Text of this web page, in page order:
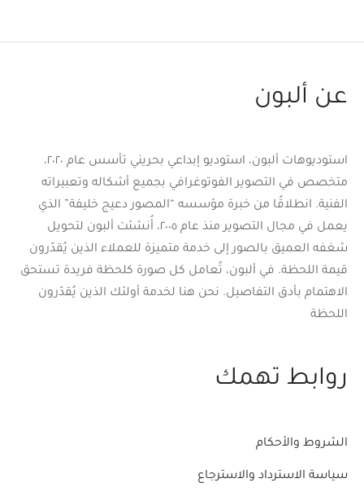
عن ألبون
استوديوهات ألبون، استوديو إبداعي بحريني تأسس عام ٢٠٢٠،
متخصص في التصوير الفوتوغرافي بجميع أشكاله وتعبيراته
الفنية. انطلاقًا من خبرة مؤسسه “المصور دعيج خليفة” الذي
يعمل في مجال التصوير منذ عام ٢٠٠٥، أُنشئت ألبون لتحويل
شغفه العميق بالصور إلى خدمة متميزة للعملاء الذين يُقدّرون
قيمة اللحظة. في ألبون، تُعامل كل صورة كلحظة فريدة تستحق
الاهتمام بأدق التفاصيل. نحن هنا لخدمة أولئك الذين يُقدّرون
اللحظة
روابط تهمك
الشروط والأحكام
سياسة الاسترداد والاسترجاع